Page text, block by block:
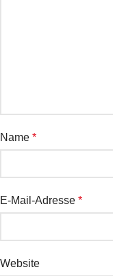
Name *
E-Mail-Adresse *
Website